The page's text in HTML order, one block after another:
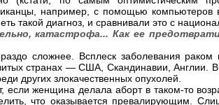
например, с помощью компьютеров
такой диагноз, и сравнивали это с
катастрофа... Как ее
сложнее. Всплеск заболевания
странах — США, Скандинавии, Англии.
других злокачественных опухолей.
если женщина делала аборт в таком-то
что оказывается превалирующим.